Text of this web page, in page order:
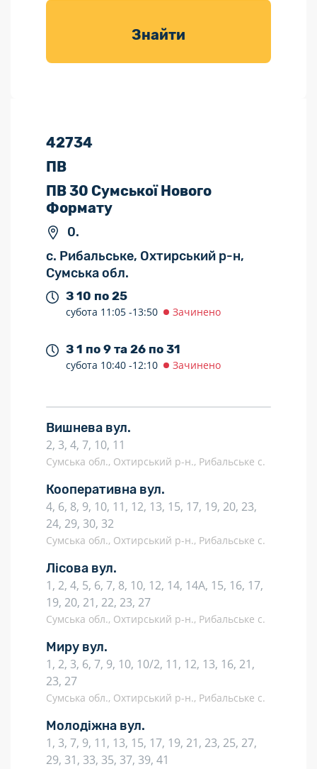
товарів для
Знайти
42734
ПВ
ПВ 30 Сумської Нового
Формату
0.
с. Рибальське, Охтирський р-н,
Сумська обл.
З 10 по 25
субота 11:05 -13:50 Зачинено
З 1 по 9 та 26 по 31
субота 10:40 -12:10 Зачинено
Вишнева вул.
2, 3, 4, 7, 10, 11
Сумська обл., Охтирський р-н., Рибальське с.
Кооперативна вул.
4, 6, 8, 9, 10, 11, 12, 13, 15, 17, 19, 20, 23,
24, 29, 30, 32
Сумська обл., Охтирський р-н., Рибальське с.
Лісова вул.
1, 2, 4, 5, 6, 7, 8, 10, 12, 14, 14А, 15, 16, 17,
19, 20, 21, 22, 23, 27
Сумська обл., Охтирський р-н., Рибальське с.
Миру вул.
1, 2, 3, 6, 7, 9, 10, 10/2, 11, 12, 13, 16, 21,
23, 27
Сумська обл., Охтирський р-н., Рибальське с.
Молодіжна вул.
1, 3, 7, 9, 11, 13, 15, 17, 19, 21, 23, 25, 27,
29, 31, 33, 35, 37, 39, 41